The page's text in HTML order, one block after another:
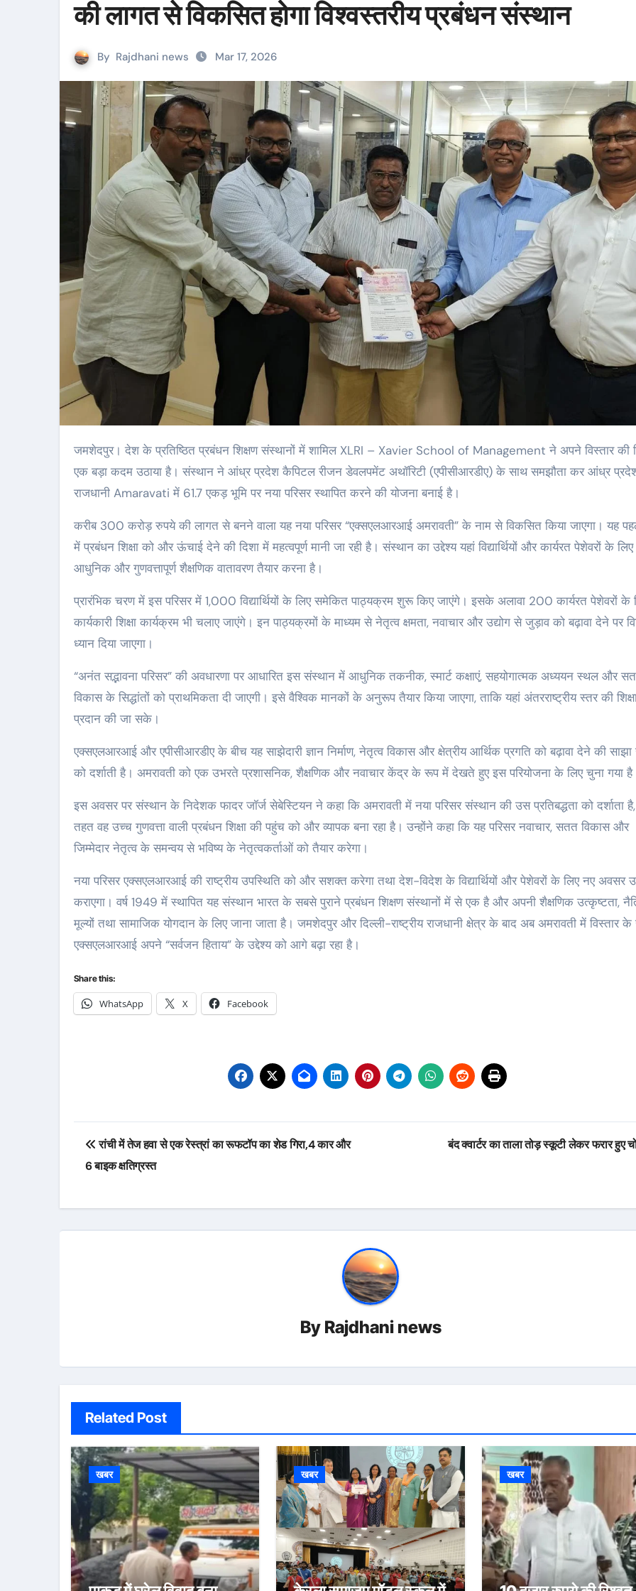
की लागत से विकसित होगा विश्वस्तरीय प्रबंधन संस्थान
By Rajdhani news Mar 17, 2026
जमशेदपुर। देश के प्रतिष्ठित प्रबंधन शिक्षण संस्थानों में शामिल XLRI – Xavier School of Management ने अपने विस्तार की दिशा में
एक बड़ा कदम उठाया है। संस्थान ने आंध्र प्रदेश कैपिटल रीजन डेवलपमेंट अथॉरिटी (एपीसीआरडीए) के साथ समझौता कर आंध्र
राजधानी Amaravati में 61.7 एकड़ भूमि पर नया परिसर स्थापित करने की योजना बनाई है।
करीब 300 करोड़ रुपये की लागत से बनने वाला यह नया परिसर “एक्सएलआरआई अमरावती” के नाम से विकसित किया जाएगा। यह
में प्रबंधन शिक्षा को और ऊंचाई देने की दिशा में महत्वपूर्ण मानी जा रही है। संस्थान का उद्देश्य यहां विद्यार्थियों और कार्यरत पेशेवरों के लिए
आधुनिक और गुणवत्तापूर्ण शैक्षणिक वातावरण तैयार करना है।
प्रारंभिक चरण में इस परिसर में 1,000 विद्यार्थियों के लिए समेकित पाठ्यक्रम शुरू किए जाएंगे। इसके अलावा 200 कार्यरत पेशेवरों के
कार्यकारी शिक्षा कार्यक्रम भी चलाए जाएंगे। इन पाठ्यक्रमों के माध्यम से नेतृत्व क्षमता, नवाचार और उद्योग से जुड़ाव को बढ़ावा देने पर
ध्यान दिया जाएगा।
“अनंत सद्भावना परिसर” की अवधारणा पर आधारित इस संस्थान में आधुनिक तकनीक, स्मार्ट कक्षाएं, सहयोगात्मक अध्ययन स्थल और
विकास के सिद्धांतों को प्राथमिकता दी जाएगी। इसे वैश्विक मानकों के अनुरूप तैयार किया जाएगा, ताकि यहां अंतरराष्ट्रीय स्तर की
प्रदान की जा सके।
एक्सएलआरआई और एपीसीआरडीए के बीच यह साझेदारी ज्ञान निर्माण, नेतृत्व विकास और क्षेत्रीय आर्थिक प्रगति को बढ़ावा देने की
को दर्शाती है। अमरावती को एक उभरते प्रशासनिक, शैक्षणिक और नवाचार केंद्र के रूप में देखते हुए इस परियोजना के लिए चुना गया
इस अवसर पर संस्थान के निदेशक फादर जॉर्ज सेबेस्टियन ने कहा कि अमरावती में नया परिसर संस्थान की उस प्रतिबद्धता को दर्शाता
तहत वह उच्च गुणवत्ता वाली प्रबंधन शिक्षा की पहुंच को और व्यापक बना रहा है। उन्होंने कहा कि यह परिसर नवाचार, सतत विकास और
जिम्मेदार नेतृत्व के समन्वय से भविष्य के नेतृत्वकर्ताओं को तैयार करेगा।
नया परिसर एक्सएलआरआई की राष्ट्रीय उपस्थिति को और सशक्त करेगा तथा देश-विदेश के विद्यार्थियों और पेशेवरों के लिए नए अवसर
कराएगा। वर्ष 1949 में स्थापित यह संस्थान भारत के सबसे पुराने प्रबंधन शिक्षण संस्थानों में से एक है और अपनी शैक्षणिक उत्कृष्टता,
मूल्यों तथा सामाजिक योगदान के लिए जाना जाता है। जमशेदपुर और दिल्ली-राष्ट्रीय राजधानी क्षेत्र के बाद अब अमरावती में विस्तार
एक्सएलआरआई अपने “सर्वजन हिताय” के उद्देश्य को आगे बढ़ा रहा है।
Share this:
WhatsApp X Facebook
Post
navigation
रांची में तेज हवा से एक रेस्त्रां का रूफटॉप का शेड गिरा,4 कार और
6 बाइक क्षतिग्रस्त
बंद क्वार्टर का ताला तोड़ स्कूटी लेकर फरार हुए
By Rajdhani news
Related Post
खबर खबर खबर